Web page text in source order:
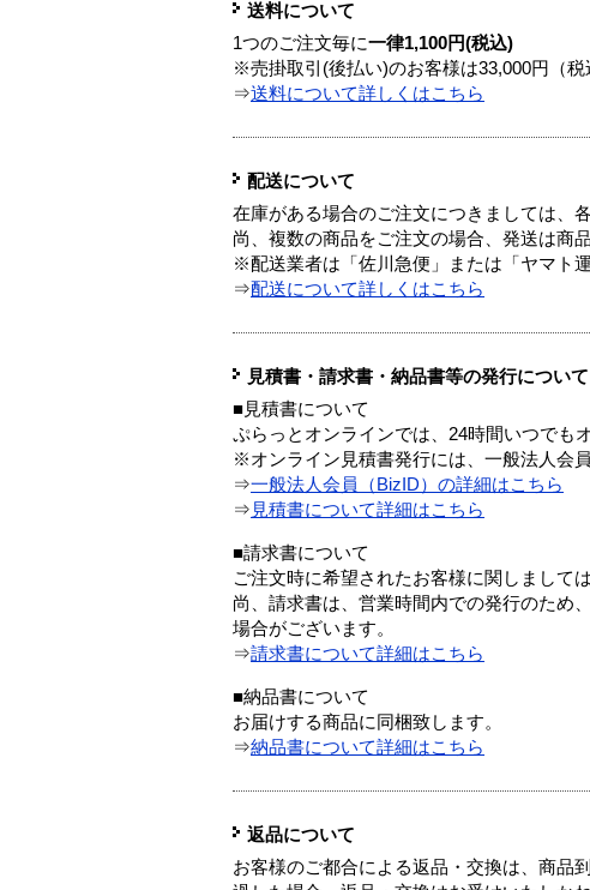
送料について
1つのご注文毎に一律1,100円(税込)
※売掛取引(後払い)のお客様は33,000円（税
⇒送料について詳しくはこちら
配送について
在庫がある場合のご注文につきましては、
尚、複数の商品をご注文の場合、発送は商
※配送業者は「佐川急便」または「ヤマト
⇒配送について詳しくはこちら
見積書・請求書・納品書等の発行について
■見積書について
ぷらっとオンラインでは、24時間いつでも
※オンライン見積書発行には、一般法人会
⇒一般法人会員（BizID）の詳細はこちら
⇒ 見積書について詳細はこちら
■請求書について
ご注文時に希望されたお客様に関しまして
尚、請求書は、営業時間内での発行のため
場合がございます。
⇒請求書について詳細はこちら
■納品書について
お届けする商品に同梱致します。
⇒納品書について詳細はこちら
返品について
お客様のご都合による返品・交換は、商品